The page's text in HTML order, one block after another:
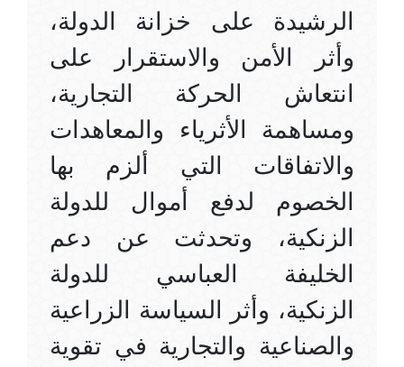
الرشيدة على خزانة الدولة،
وأثر الأمن والاستقرار على
انتعاش الحركة التجارية،
ومساهمة الأثرياء والمعاهدات
والاتفاقات التي ألزم بها
الخصوم لدفع أموال للدولة
الزنكية، وتحدثت عن دعم
الخليفة العباسي للدولة
الزنكية، وأثر السياسة الزراعية
والصناعية والتجارية في تقوية